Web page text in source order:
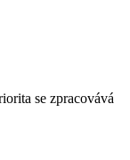
se zpracovává